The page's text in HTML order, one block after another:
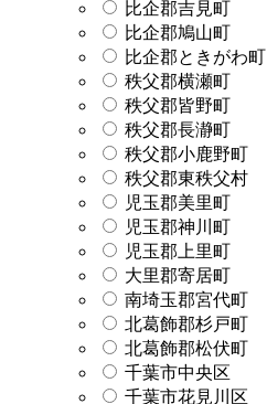
比企郡吉見町
比企郡鳩山町
比企郡ときがわ町
秩父郡横瀬町
秩父郡皆野町
秩父郡長瀞町
秩父郡小鹿野町
秩父郡東秩父村
児玉郡美里町
児玉郡神川町
児玉郡上里町
大里郡寄居町
南埼玉郡宮代町
北葛飾郡杉戸町
北葛飾郡松伏町
千葉市中央区
千葉市花見川区